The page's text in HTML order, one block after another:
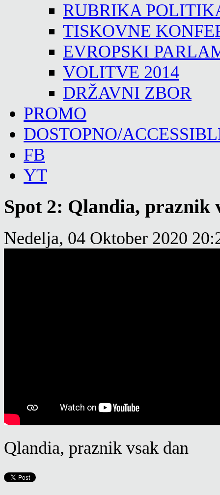
RUBRIKA
TISKOVNE
EVROPSKI
VOLITVE 2014
DRŽAVNI ZBOR
PROMO
DOSTOPNO/
FB
YT
Spot 2: Qlandia, praznik
Nedelja, 04 Oktober 2020
Qlandia, praznik vsak dan